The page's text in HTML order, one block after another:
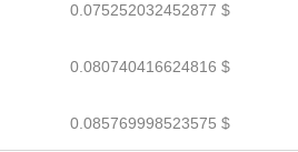
0.075252032452877 $
0.080740416624816 $
0.085769998523575 $